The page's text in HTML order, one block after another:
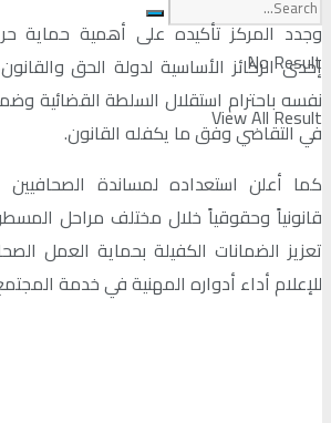
No Result
View All Result
وجدد المركز تأكيده على أهمية حماية
إحدى الركائز الأساسية لدولة الحق
نفسه باحترام استقلال السلطة القضائية
في التقاضي وفق ما يكفله القانون.
كما أعلن استعداده لمساندة الصحافيين
قانونياً وحقوقياً خلال مختلف مراحل
تعزيز الضمانات الكفيلة بحماية العمل
للإعلام أداء أدواره المهنية في خدمة